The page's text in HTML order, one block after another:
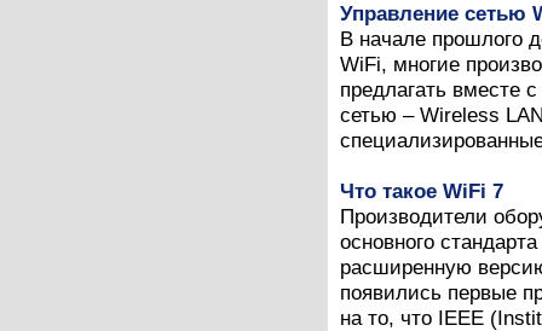
Управление сетью
В начале прошлого
WiFi, многие
предлагать вместе
сетью – Wireless
Что такое WiFi 7
Производители
основного
расширенную
появились первые
на то, что IEEE